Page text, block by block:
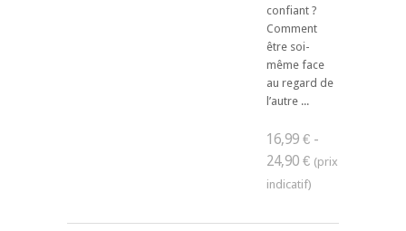
confiant ?
Comment
être soi-
même face
au regard de
l’autre ...
16,99 € -
24,90 €